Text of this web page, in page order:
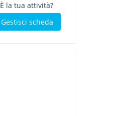
È la tua attività?
Gestisci scheda